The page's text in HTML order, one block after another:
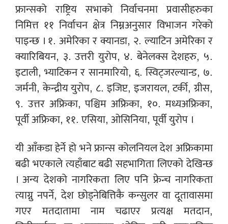
फ्रान्सको राष्ट्रिय सभाको निर्वाचनमा प्रवासीहरुका
निमित्त ११ निर्वाचन क्षेत्र निम्नअनुसार विभाजन गरेको
पाइन्छ । १. अमेरिका र क्यानडा, २. ल्याटिन अमेरिका र
क्यारिबियन, ३. उत्तरी युरोप, ४. बेनेलक्स देशहरु, ५.
इटाली, भ्याटिकन र सानमारियो, ६. स्विट्जरल्यान्ड, ७.
जर्मनी, केन्द्रीय युरोप, ८. इजिप्ट, इजरायल, टर्की, ग्रीस,
९. उत्तर अफ्रिका, पश्चिम अफ्रिका, १०. मध्यअफ्रिका,
पूर्वी अफ्रिका, ११. एसिया, ओसिनिया, पूर्वी युरोप ।
यी आँकडा हेर्ने हो भने फ्रान्स कोलनियल देश अफ्रिकामा
बढी भएकाले त्यहाँबाट बढी सहभागिता लिएको देखिन्छ
। अन्य देशको नागरिकता लिए पनि फ्रेन्च नागरिकता
त्याग्नु नपर्ने, देश छोड्नेबित्तिकै कन्सुलर वा दूतावासमा
गएर मतदातामा नाम चढाएर प्रत्यक्ष मतदान,